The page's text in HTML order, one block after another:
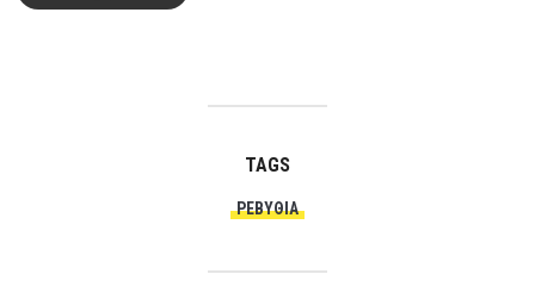
TAGS
ΡΕΒΎΘΙΑ